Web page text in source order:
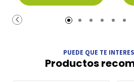
Carro
PUEDE QUE TE
Productos